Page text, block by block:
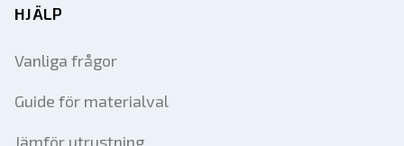
HJÄLP
Vanliga frågor
Guide för materialval
Jämför utrustning